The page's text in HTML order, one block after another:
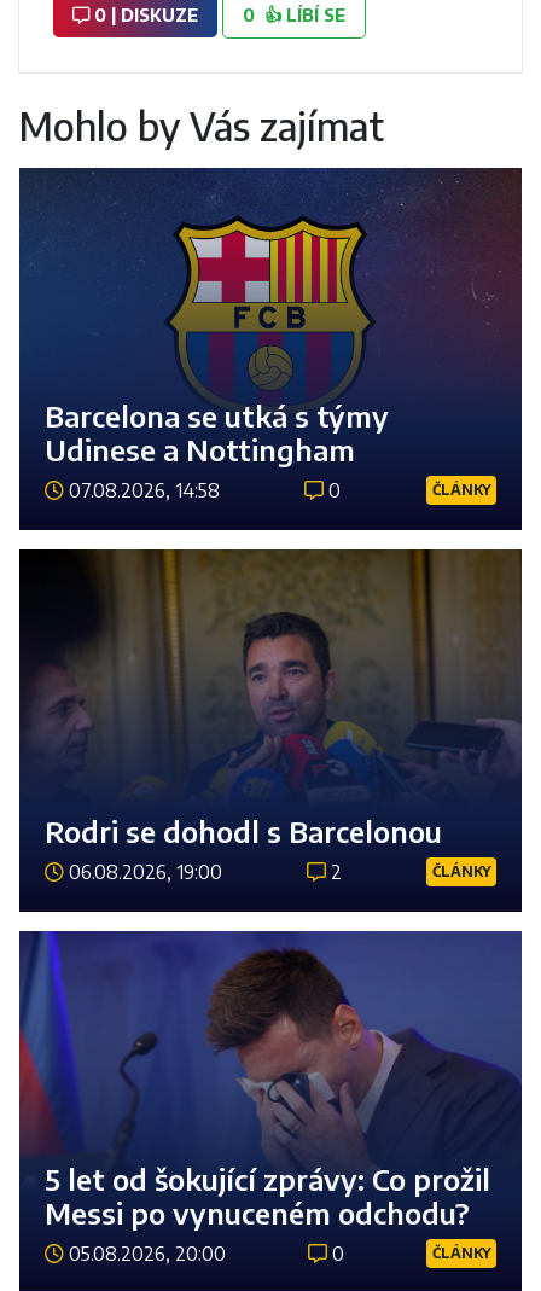
0 | DISKUZE 0 👍 LÍBÍ SE
Mohlo by Vás zajímat
Barcelona se utká s týmy
Udinese a Nottingham
07.08.2026, 14:58 0 ČLÁNKY
Rodri se dohodl s Barcelonou
06.08.2026, 19:00 2 ČLÁNKY
5 let od šokující zprávy: Co prožil
Messi po vynuceném odchodu?
05.08.2026, 20:00 0 ČLÁNKY